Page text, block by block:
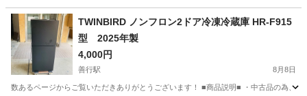
神奈川 藤沢市 生活家電
TWINBIRD ノンフロン2ドア冷凍冷蔵庫 HR-F915
型 2025年製
4,000円
善行駅 8月8日
数あるページからご覧いただきありがとうございます！ ■商品説明■ ・中古品の為